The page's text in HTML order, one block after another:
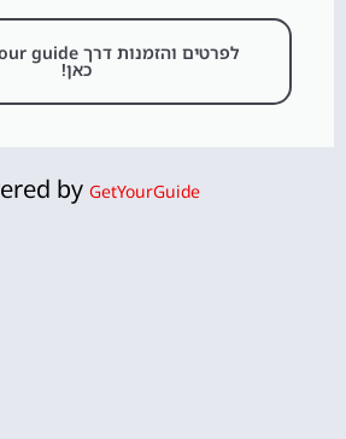
כאן!
by GetYourGuide